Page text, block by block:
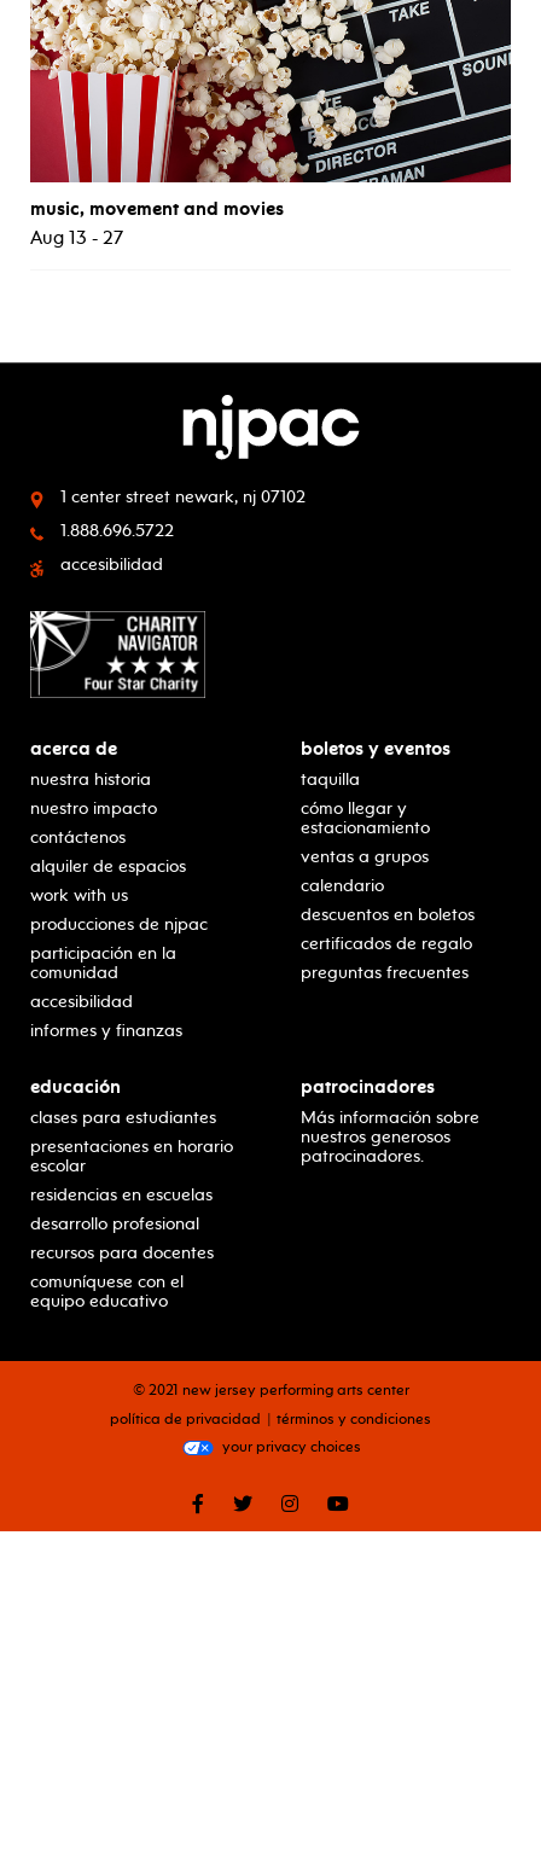
music, movement and movies
Aug 13 - 27
1 center street newark, nj 07102
1.888.696.5722
accesibilidad
acerca de
nuestra historia
nuestro impacto
contáctenos
alquiler de espacios
work with us
producciones de njpac
participación en la
comunidad
accesibilidad
informes y finanzas
boletos y eventos
taquilla
cómo llegar y
estacionamiento
ventas a grupos
calendario
descuentos en boletos
certificados de regalo
preguntas frecuentes
educación
clases para estudiantes
presentaciones en horario
escolar
residencias en escuelas
desarrollo profesional
recursos para docentes
comuníquese con el
equipo educativo
patrocinadores
Más información sobre
nuestros generosos
patrocinadores.
facebooktwitterinstagramyoutube
© 2021 new jersey performing arts center
política de privacidad
términos y condiciones
your privacy choices